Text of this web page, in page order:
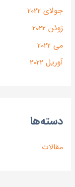
جولای 2022
ژوئن 2022
می 2022
آوریل 2022
دسته‌ها
مقالات